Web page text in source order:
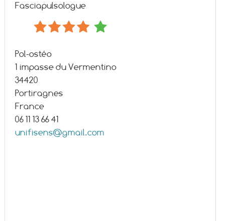
Fasciapulsologue
Pol-ostéo
1 impasse du Vermentino
34420
Portiragnes
France
06 11 13 66 41
unifisens@gmail.com